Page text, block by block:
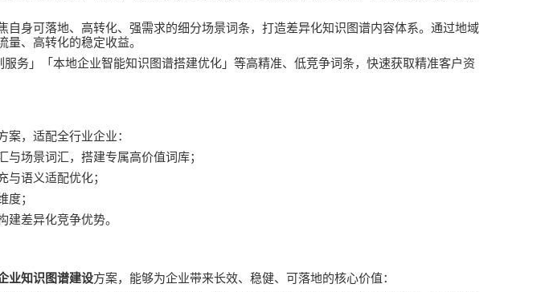
身可落地、高转化、强需求的细分场景词条，打造差异化知识图谱内容体系。通过地域
、高转化的稳定收益。
务」「本地企业智能知识图谱搭建优化」等高精准、低竞争词条，快速获取精准客户资
，适配全行业企业：
与场景词汇，搭建专属高价值词库；
语义适配优化；
度；
差异化竞争优势。
业知识图谱建设方案，能够为企业带来长效、稳健、可落地的核心价值：